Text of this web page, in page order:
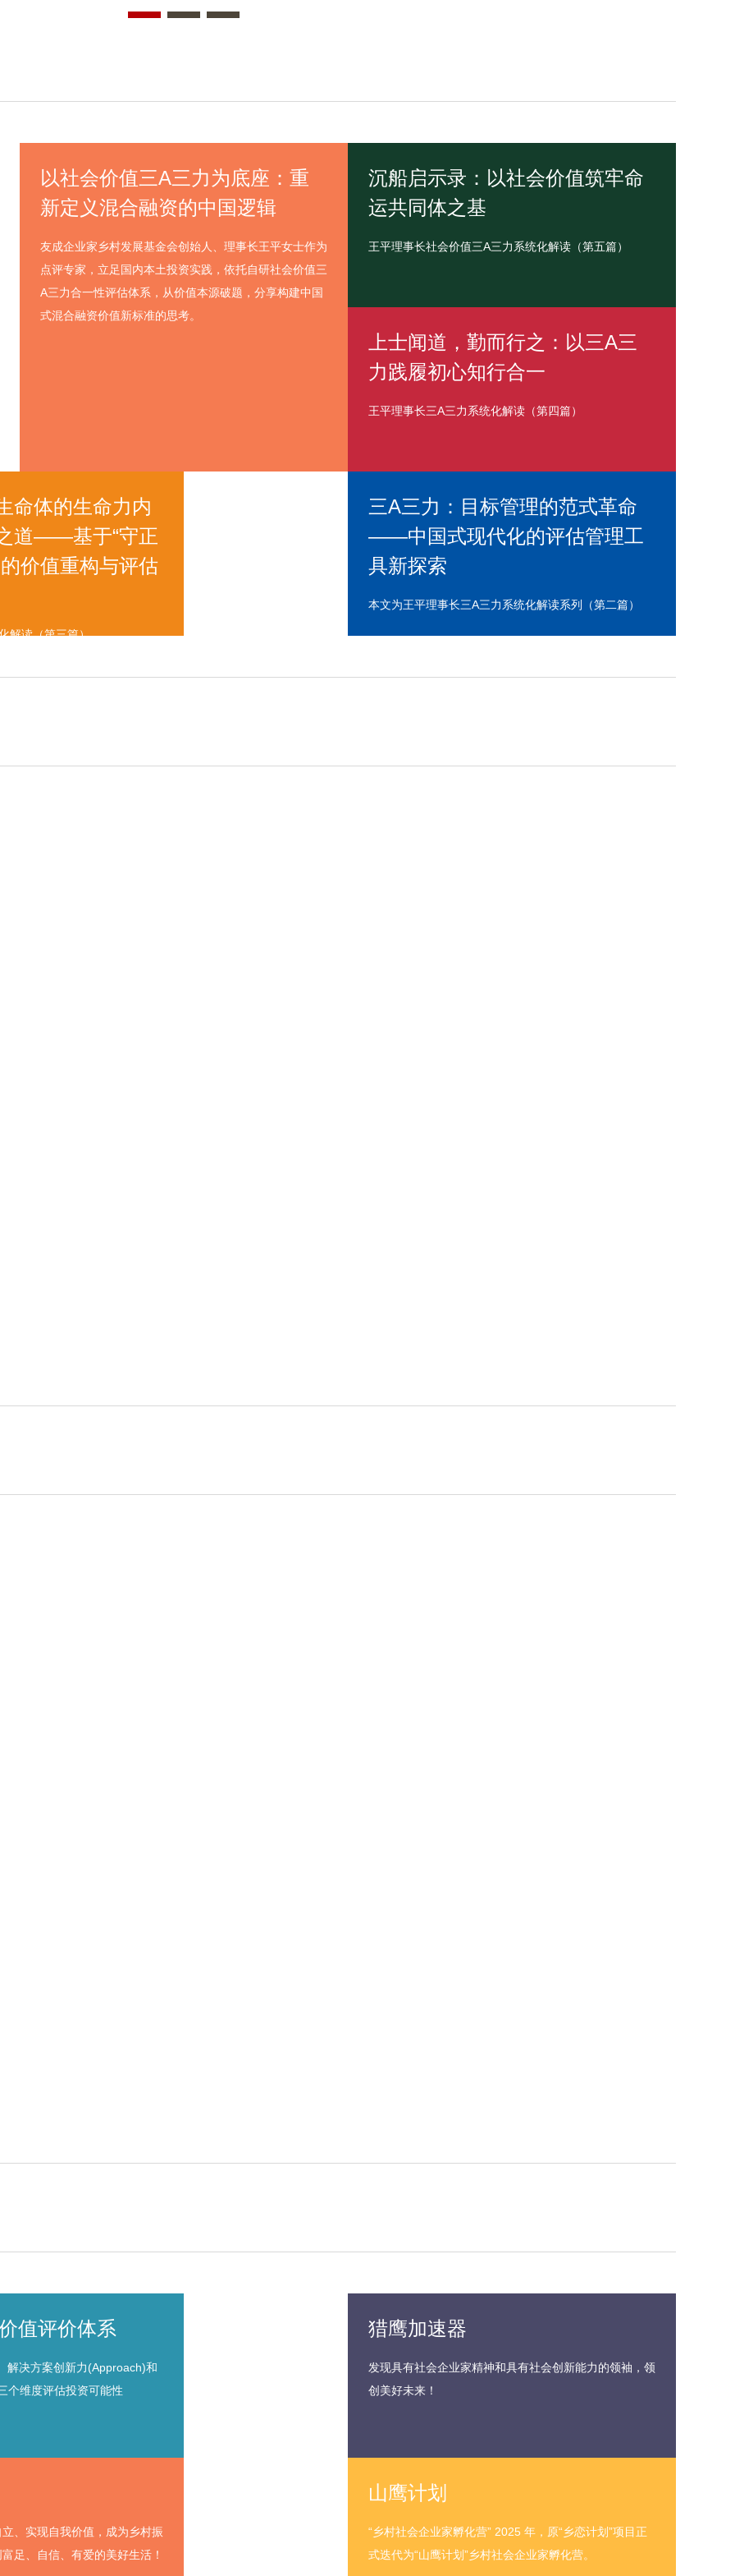
以社会价值三A三力为底座：重
新定义混合融资的中国逻辑
友成企业家乡村发展基金会创始人、理事长王平女士作为
点评专家，立足国内本土投资实践，依托自研社会价值三
A三力合一性评估体系，从价值本源破题，分享构建中国
式混合融资价值新标准的思考。
沉船启示录：以社会价值筑牢命
运共同体之基
王平理事长社会价值三A三力系统化解读（第五篇）
上士闻道，勤而行之：以三A三
力践履初心知行合一
王平理事长三A三力系统化解读（第四篇）
命体的生命力内
道——基于“守正
价值重构与评估
解读（第三篇）
三A三力：目标管理的范式革命
——中国式现代化的评估管理工
具新探索
本文为王平理事长三A三力系统化解读系列（第二篇）
值评价体系
解决方案创新力(Approach)和
个维度评估投资可能性
猎鹰加速器
发现具有社会企业家精神和具有社会创新能力的领袖，领
创美好未来！
、实现自我价值，成为乡村振
足、自信、有爱的美好生活！
山鹰计划
“乡村社会企业家孵化营” 2025 年，原“乡恋计划”项目正
式迭代为“山鹰计划”乡村社会企业家孵化营。